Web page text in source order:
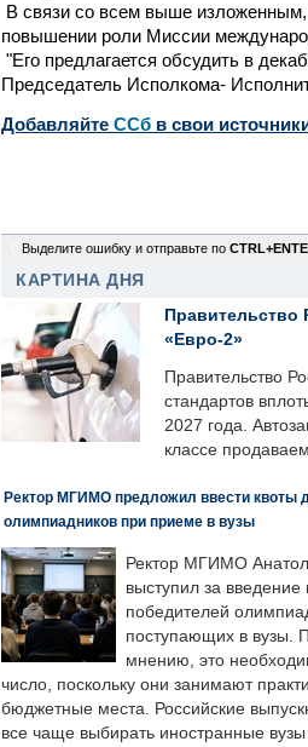
В связи со всем выше изложенным,
повышении роли Миссии
"Его предлагается обсудить в
Председатель Исполкома-
Добавляйте CСб в свои
Выделите ошибку и отправьте по
КАРТИНА ДНЯ
Правительство
«Евро-2»
Правительство
стандартов
2027 года.
классе
Ректор МГИМО предложил ввести квоты
олимпиадников при приеме в вузы
Ректор МГИМО
выступил за введение
победителей
поступающих в вузы.
мнению, это
число, поскольку они занимают
бюджетные места. Российские
все чаще выбирать иностранные вузы